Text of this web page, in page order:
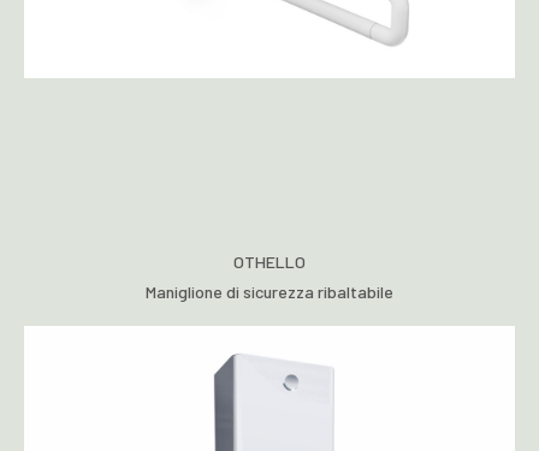
OTHELLO
Maniglione di sicurezza ribaltabile